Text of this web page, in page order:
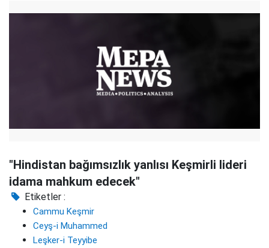
"Hindistan bağımsızlık yanlısı Keşmirli lideri
idama mahkum edecek"
Etiketler :
Cammu Keşmir
Ceyş-i Muhammed
Leşker-i Teyyibe